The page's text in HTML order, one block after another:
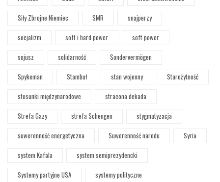
Siły Zbrojne Niemiec
SMR
snajperzy
socjalizm
soft i hard power
soft power
sojusz
solidarność
Sondervermögen
Spykeman
Stambuł stan wojenny
Starożytność
stosunki międzynarodowe
stracona dekada
Strefa Gazy
strefa Schengen
stygmatyzacja
suwerenność energetyczna
Suwerenność narodu
Syria
system Kafala
system semiprezydencki
Systemy partyjne USA
systemy polityczne